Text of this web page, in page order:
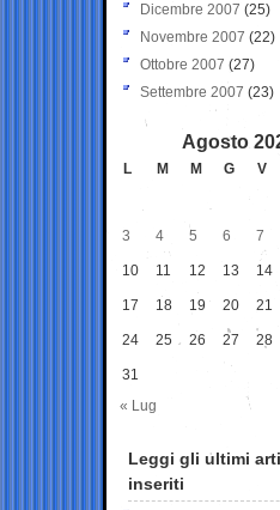
Dicembre 2007 (25)
Novembre 2007 (22)
Ottobre 2007 (27)
Settembre 2007 (23)
Agosto
L M M G V
3 4 5 6 7
10 11 12 13 14
17 18 19 20 21
24 25 26 27 28
31
« Lug
Leggi gli ultimi
inseriti